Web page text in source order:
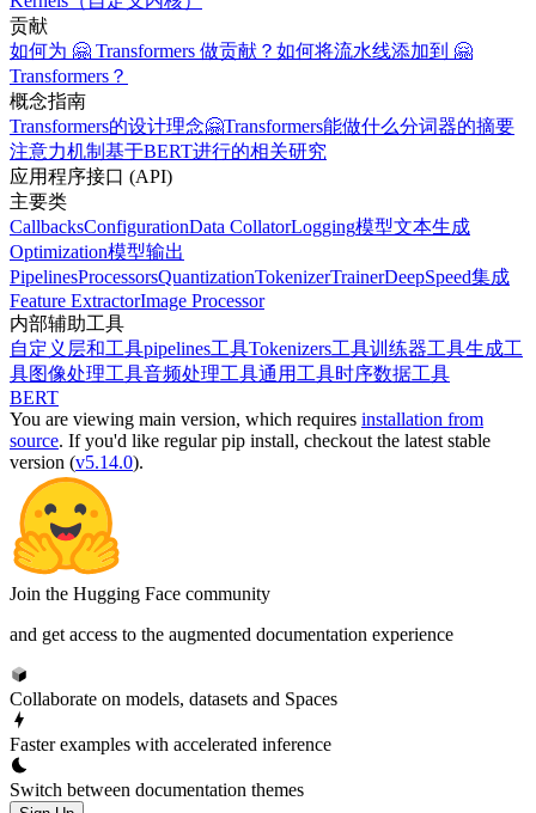
贡献
如何为 🤗 Transformers 做贡献？ 如何将流水线添加到 🤗
Transformers？
概念指南
Transformers的设计理念🤗Transformers能做什么分词器的摘要
注意力机制 基于BERT进行的相关研究
应用程序接口 (API)
主要类
CallbacksConfigurationData CollatorLogging模型文本生成
Optimization模型输出
PipelinesProcessorsQuantizationTokenizerTrainerDeepSpeed集成
Feature ExtractorImage Processor
内部辅助工具
自定义层和工具pipelines工具Tokenizers工具训练器工具生成工
具图像处理工具音频处理工具通用工具时序数据工具
BERT
You are viewing main version, which requires installation from
source. If you'd like regular pip install, checkout the latest stable
version (v5.14.0).
Join the Hugging Face community
and get access to the augmented documentation experience
Collaborate on models, datasets and Spaces
Faster examples with accelerated inference
Switch between documentation themes